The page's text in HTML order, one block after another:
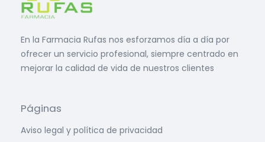
En la Farmacia Rufas nos esforzamos día a día por
ofrecer un servicio profesional, siempre centrado en
mejorar la calidad de vida de nuestros clientes
Páginas
Aviso legal y política de privacidad